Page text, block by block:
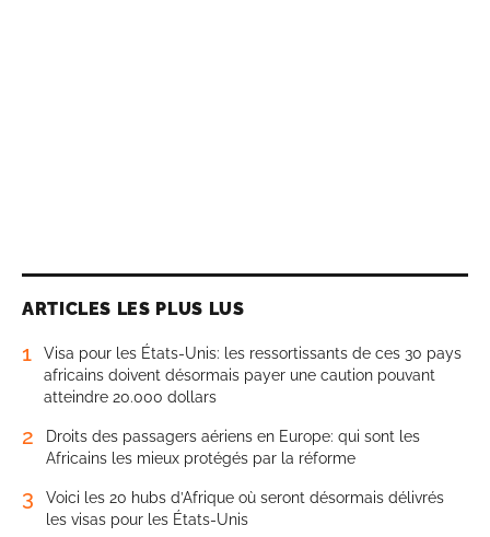
ARTICLES LES PLUS LUS
1
Visa pour les États-Unis: les ressortissants de ces 30 pays
africains doivent désormais payer une caution pouvant
atteindre 20.000 dollars
2
Droits des passagers aériens en Europe: qui sont les
Africains les mieux protégés par la réforme
3
Voici les 20 hubs d’Afrique où seront désormais délivrés
les visas pour les États-Unis